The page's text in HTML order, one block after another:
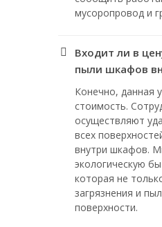
мусоропровод и
Входит ли в
пыли шкафов
Конечно, данная
стоимость.
осуществляют
всех
внутри шкафов.
экологическую
которая не
загрязнения и
поверхности.